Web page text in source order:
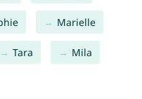
Marielle
Tara Mila